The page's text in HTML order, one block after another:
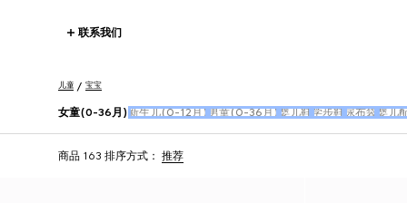
联系我们
儿童 宝宝
女童(0-36月) 新生儿(0-12月) 男童(0-36月) 婴儿鞋 学步鞋 尿布袋 婴儿
商品 163 排序方式： 推荐